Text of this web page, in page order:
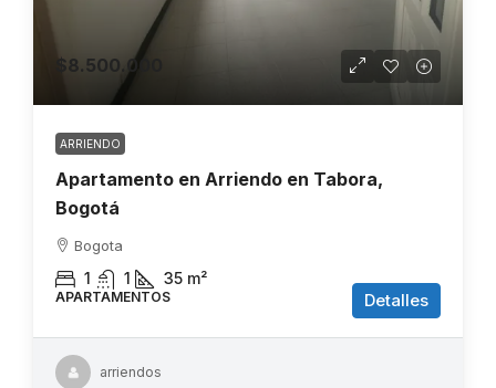
$8.500.000
ARRIENDO
Apartamento en Arriendo en Tabora,
Bogotá
Bogota
1 1 35 m²
APARTAMENTOS Detalles
arriendos